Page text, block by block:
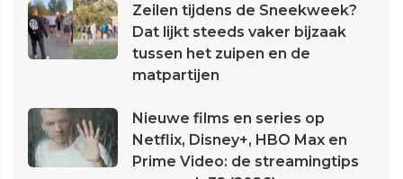
Zeilen tijdens de Sneekweek?
Dat lijkt steeds vaker bijzaak
tussen het zuipen en de
matpartijen
Nieuwe films en series op
Netflix, Disney+, HBO Max en
Prime Video: de streamingtips